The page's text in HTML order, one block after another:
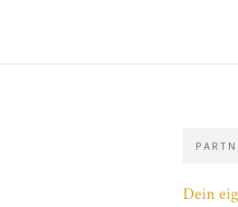
Dein